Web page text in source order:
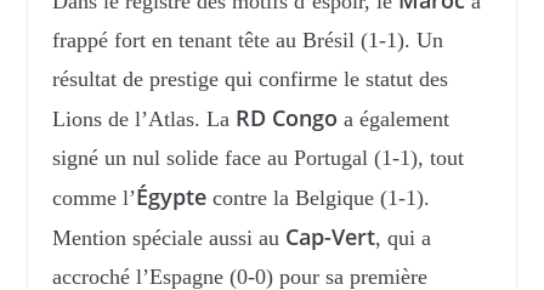
frappé fort en tenant tête au Brésil (1-1). Un
résultat de prestige qui confirme le statut des
Lions de l’Atlas. La RD Congo a également
signé un nul solide face au Portugal (1-1), tout
comme l’Égyptecontre la Belgique (1-1).
Mention spéciale aussi au Cap-Vert, qui a
accroché l’Espagne (0-0) pour sa première